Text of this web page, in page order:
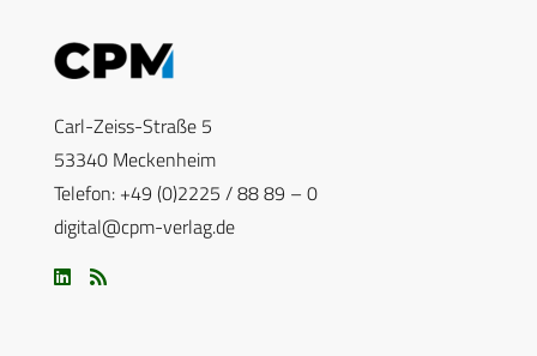
Carl-Zeiss-Straße 5
53340 Meckenheim
Telefon: +49 (0)2225 / 88 89 – 0
digital@cpm-verlag.de